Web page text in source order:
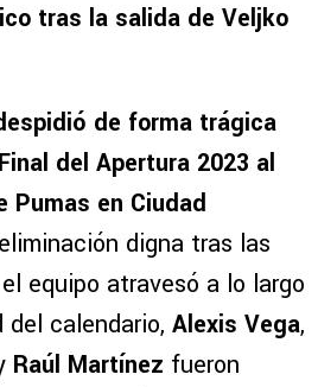
tras la salida de Veljko
de forma trágica
del Apertura 2023 al
en Ciudad
digna tras las
equipo atravesó a lo largo
calendario, Alexis Vega,
Raúl Martínez fueron